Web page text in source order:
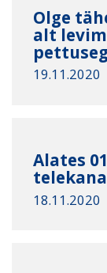
Olge
alt
19.11.2020
Alates
18.11.2020